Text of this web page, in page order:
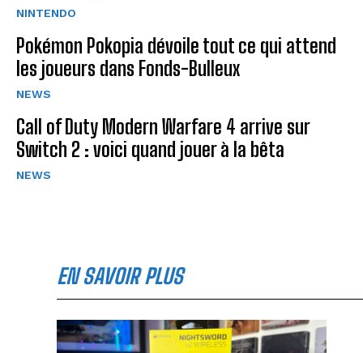
NINTENDO
Pokémon Pokopia dévoile tout ce qui attend
les joueurs dans Fonds-Bulleux
NEWS
Call of Duty Modern Warfare 4 arrive sur
Switch 2 : voici quand jouer à la bêta
NEWS
EN SAVOIR PLUS